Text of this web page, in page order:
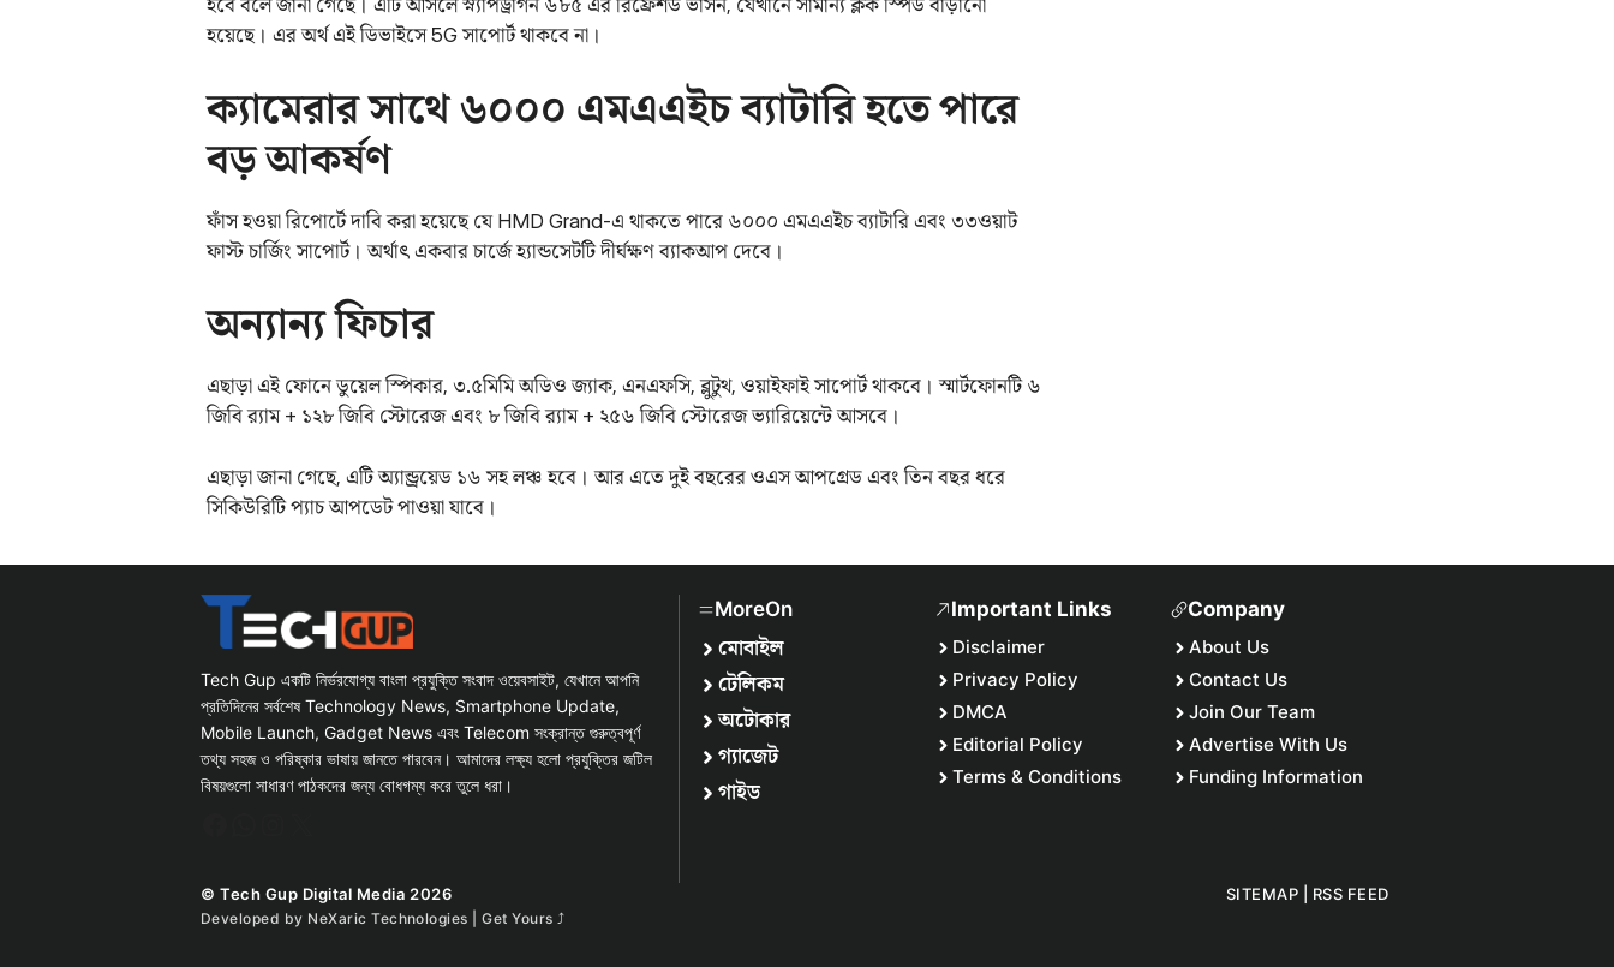
হবে বলে জানা গেছে। এটি আসলে স্ন্যাপড্রাগন ৬৮৫ এর রিফ্রেশড ভার্সন, যেখানে সামান্য ক্লক স্পিড বাড়ানো
হয়েছে। এর অর্থ এই ডিভাইসে 5G সাপোর্ট থাকবে না।
ক্যামেরার সাথে ৬০০০ এমএএইচ ব্যাটারি হতে পারে
বড় আকর্ষণ
ফাঁস হওয়া রিপোর্টে দাবি করা হয়েছে যে HMD Grand-এ থাকতে পারে ৬০০০ এমএএইচ ব্যাটারি এবং ৩৩ওয়াট
ফাস্ট চার্জিং সাপোর্ট। অর্থাৎ একবার চার্জে হ্যান্ডসেটটি দীর্ঘক্ষণ ব্যাকআপ দেবে।
অন্যান্য ফিচার
এছাড়া এই ফোনে ডুয়েল স্পিকার, ৩.৫মিমি অডিও জ্যাক, এনএফসি, ব্লুটুথ, ওয়াইফাই সাপোর্ট থাকবে। স্মার্টফোনটি ৬
জিবি র‌্যাম + ১২৮ জিবি স্টোরেজ এবং ৮ জিবি র‌্যাম + ২৫৬ জিবি স্টোরেজ ভ্যারিয়েন্টে আসবে।
এছাড়া জানা গেছে, এটি অ্যান্ড্রয়েড ১৬ সহ লঞ্চ হবে। আর এতে দুই বছরের ওএস আপগ্রেড এবং তিন বছর ধরে
সিকিউরিটি প্যাচ আপডেট পাওয়া যাবে।
Tech Gup একটি নির্ভরযোগ্য বাংলা প্রযুক্তি সংবাদ ওয়েবসাইট, যেখানে আপনি
প্রতিদিনের সর্বশেষ Technology News, Smartphone Update,
Mobile Launch, Gadget News এবং Telecom সংক্রান্ত গুরুত্বপূর্ণ
তথ্য সহজ ও পরিষ্কার ভাষায় জানতে পারবেন। আমাদের লক্ষ্য হলো প্রযুক্তির জটিল
বিষয়গুলো সাধারণ পাঠকদের জন্য বোধগম্য করে তুলে ধরা।
MoreOn
মোবাইল
টেলিকম
অটোকার
গ্যাজেট
গাইড
Important Links
Disclaimer
Privacy Policy
DMCA
Editorial Policy
Terms & Conditions
Company
About Us
Contact Us
Join Our Team
Advertise With Us
Funding Information
© Tech Gup Digital Media 2026
Developed by NeXaric Technologies | Get Yours⤴︎
SITEMAP RSS FEED